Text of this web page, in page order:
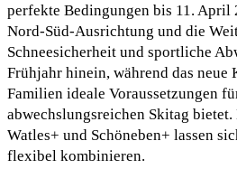
perfekte Bedingungen bis 11. April
Nord-Süd-Ausrichtung und die
Schneesicherheit und sportliche
Frühjahr hinein, während das neue
Familien ideale Voraussetzungen
abwechslungsreichen Skitag
Watles+ und Schöneben+ lassen
flexibel kombinieren.